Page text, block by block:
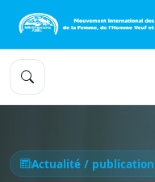
Actualité / publication